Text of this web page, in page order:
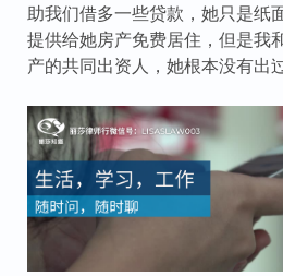
助我们借多一些贷款，她只是纸
提供给她房产免费居住，但是我
产的共同出资人，她根本没有出